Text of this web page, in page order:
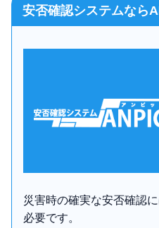
安否確認システムなら
災害時の確実な安否確認
必要です。